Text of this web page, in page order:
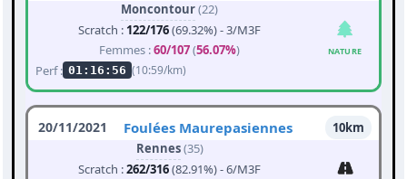
Moncontour(22)
Scratch : 122/176(69.32%) - 3/M3F
Femmes :60/107(56.07%)
Perf : 01:16:56 (10:59/km)
NATURE
20/11/2021 Foulées Maurepasiennes
10km
Rennes(35)
Scratch :262/316(82.91%) - 6/M3F